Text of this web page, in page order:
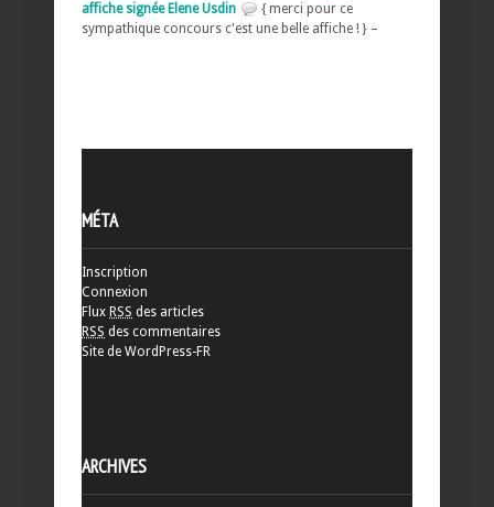
affiche signée Elene Usdin
{ merci pour ce
sympathique concours c'est une belle affiche ! } –
MÉTA
Inscription
Connexion
Flux RSS des articles
RSS des commentaires
Site de WordPress-FR
ARCHIVES